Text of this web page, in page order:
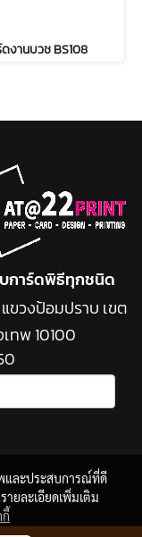
งานบวช BS108
การ์ดพิธีทุกชนิด
ขวงป้อมปราบ เขต
ทพ 10100
และประสบการณ์ที่ดี
ายละเอียดเพิ่มเติม